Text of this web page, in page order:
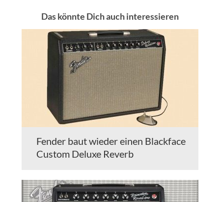
Das könnte Dich auch interessieren
Fender baut wieder einen Blackface
Custom Deluxe Reverb